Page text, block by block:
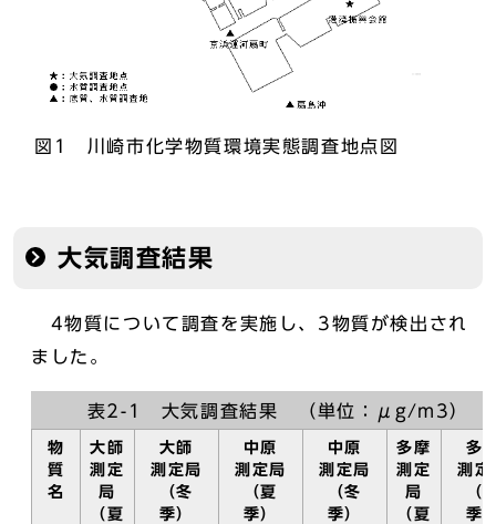
図1 川崎市化学物質環境実態調査地点図
大気調査結果
4物質について調査を実施し、3物質が検出され
ました。
表2-1 大気調査結果 （単位：μg/m3）
物
質
名
大師
測定
局
（夏
大師
測定局
（冬
季）
中原
測定局
（夏
季）
中原
測定局
（冬
季）
多摩
測定
局
（夏
多
測定
（
季